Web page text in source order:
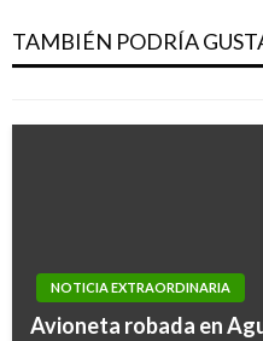
TAMBIÉN PODRÍA
audiencia de
Manuel Reyes Beltran jueves
NOTICIA EXTRAORDINARIA
Avioneta robada en
POLÍTICA
Duque denunció